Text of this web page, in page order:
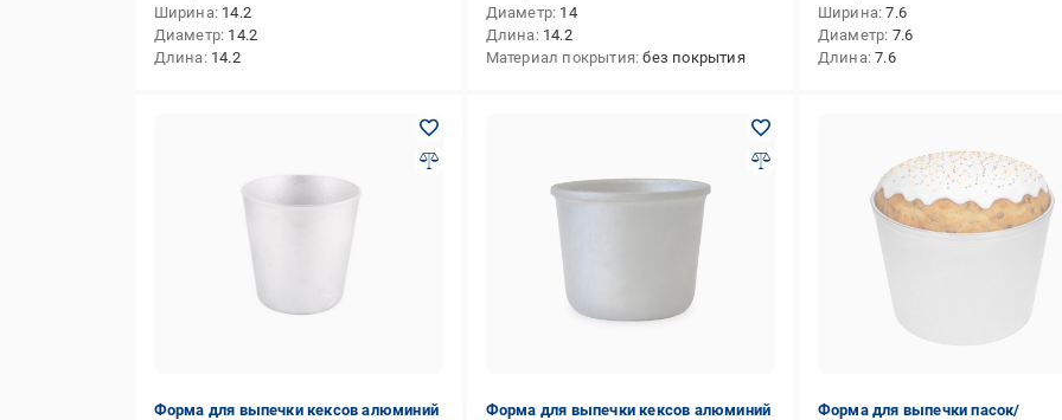
Ширина 14.2
Диаметр 14.2
Длина 14.2
Диаметр 14
Длина 14.2
Материал покрытия без покрытия
Ширина 7.6
Диаметр 7.6
Длина 7.6
Форма для выпечки кексов алюминий
Форма для выпечки кексов алюминий
Форма для выпечки пасок/